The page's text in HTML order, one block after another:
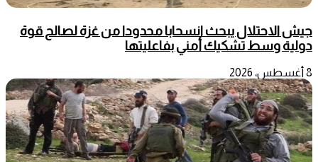
جيش الاحتلال يبحث انسحابا محدودا من غزة لصالح قوة
دولية وسط تشكيك أمني بفاعليتها
8 أغسطس، 2026